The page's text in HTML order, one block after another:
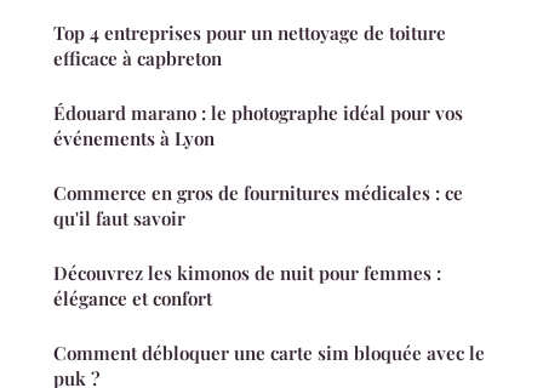
Top 4 entreprises pour un nettoyage de toiture
efficace à capbreton
Édouard marano : le photographe idéal pour vos
événements à Lyon
Commerce en gros de fournitures médicales : ce
qu'il faut savoir
Découvrez les kimonos de nuit pour femmes :
élégance et confort
Comment débloquer une carte sim bloquée avec le
puk ?